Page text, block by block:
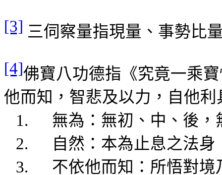
[3] 三伺察量指現量 、事勢比
[4]佛寶八功德指《究竟一乘
他而知， 智悲及以力，自他利
1.
無為： 無初 、中、後
2.
自然：本為止息之法身
3.
不依他而知：所悟對境